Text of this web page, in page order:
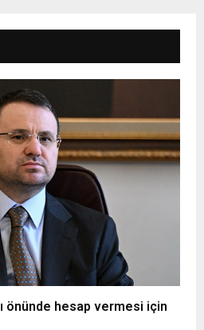
önünde hesap vermesi için